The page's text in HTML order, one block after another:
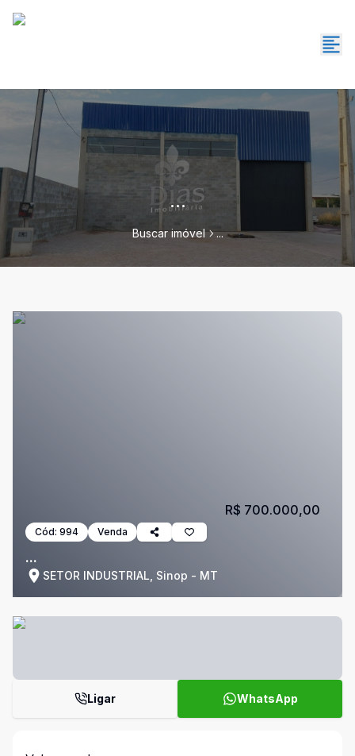
...
Buscar imóvel ...
Cód: 994 Venda
...
SETOR INDUSTRIAL, Sinop - MT
R$ 700.000,00
Ligar WhatsApp